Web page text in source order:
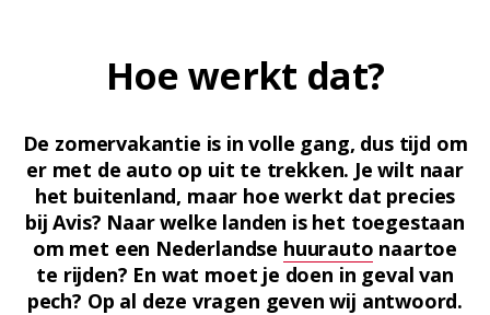
Hoe werkt dat?
De zomervakantie is in volle gang, dus tijd om
er met de auto op uit te trekken. Je wilt naar
het buitenland, maar hoe werkt dat precies
bij Avis? Naar welke landen is het toegestaan
om met een Nederlandse huurauto naartoe
te rijden? En wat moet je doen in geval van
pech? Op al deze vragen geven wij antwoord.